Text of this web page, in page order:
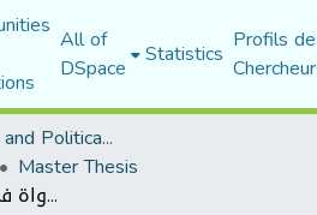
All of
DSpace Statistics Profils
Faculty of Law and Political Science
Master Thesis
مبدأ المساواة في الصفقات العمومية